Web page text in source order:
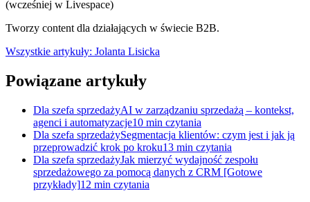
(wcześniej w Livespace)
Tworzy content dla działających w świecie B2B.
Wszystkie artykuły: Jolanta Lisicka
Powiązane artykuły
Dla szefa sprzedażyAI w zarządzaniu sprzedażą – kontekst,
agenci i automatyzacje10 min czytania
Dla szefa sprzedażySegmentacja klientów: czym jest i jak ją
przeprowadzić krok po kroku13 min czytania
Dla szefa sprzedażyJak mierzyć wydajność zespołu
sprzedażowego za pomocą danych z CRM [Gotowe
przykłady]12 min czytania